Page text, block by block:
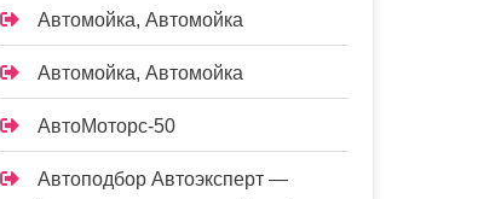
Автомойка, Автомойка
Автомойка, Автомойка
АвтоМоторс-50
Автоподбор Автоэксперт —